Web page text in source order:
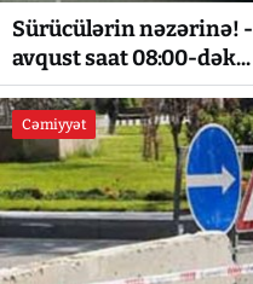
Sürücülərin nəzərinə! -
avqust saat 08:00-dək...
Cəmiyyət